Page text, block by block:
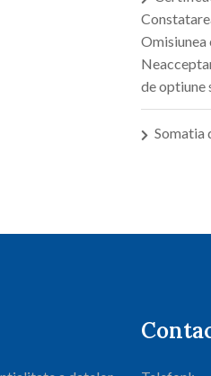
de optiune
Somatia